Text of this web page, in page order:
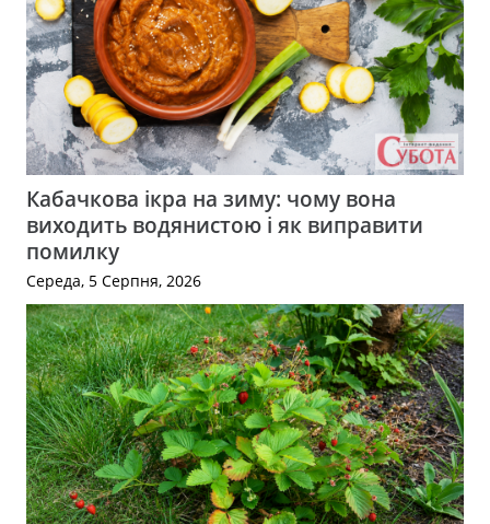
Кабачкова ікра на зиму: чому вона
виходить водянистою і як виправити
помилку
Середа, 5 Серпня, 2026